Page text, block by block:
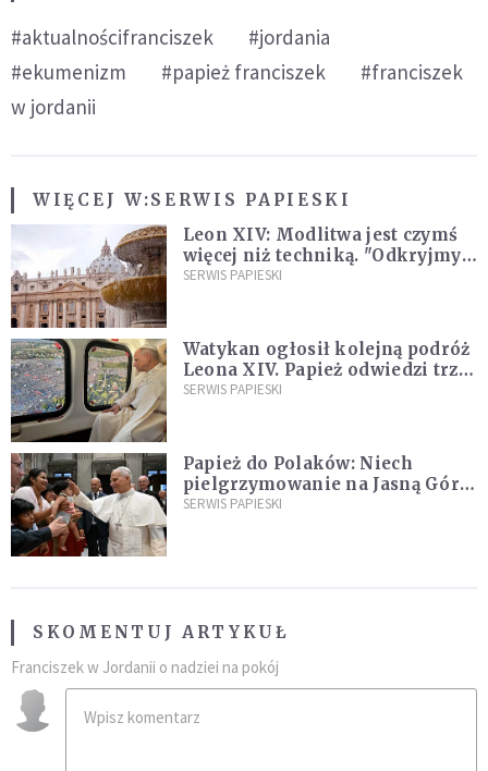
#aktualnościfranciszek
#jordania
#ekumenizm
#papież franciszek
#franciszek
w jordanii
WIĘCEJ W:SERWIS PAPIESKI
Leon XIV: Modlitwa jest czymś
więcej niż techniką. "Odkryjmy
ją na nowo"
SERWIS PAPIESKI
Watykan ogłosił kolejną podróż
Leona XIV. Papież odwiedzi trzy
kraje Ameryki Południowej
SERWIS PAPIESKI
Papież do Polaków: Niech
pielgrzymowanie na Jasną Górę
umocni wiarę i nadzieję
SERWIS PAPIESKI
SKOMENTUJ ARTYKUŁ
Franciszek w Jordanii o nadziei na pokój